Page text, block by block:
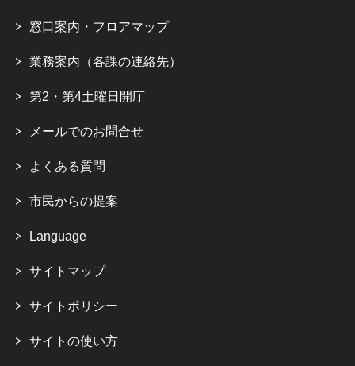
窓口案内・フロアマップ
業務案内（各課の連絡先）
第2・第4土曜日開庁
メールでのお問合せ
よくある質問
市民からの提案
Language
サイトマップ
サイトポリシー
サイトの使い方